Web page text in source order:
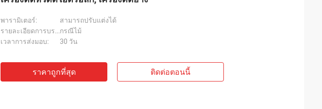
พารามิเตอร์:
สามารถปรับแต่งได้
รายละเอียดการบรรจุ:กรณีไม้
เวลาการส่งมอบ:
30 วัน
ราคาถูกที่สุด ติดต่อตอนนี้